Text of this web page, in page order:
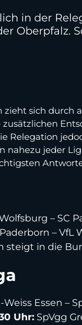
in der
Oberpfalz.
sich durch
Relegation
nahezu jeder
– SC
– VfL
steigt in die
Weiss Essen –
Uhr: SpVgg